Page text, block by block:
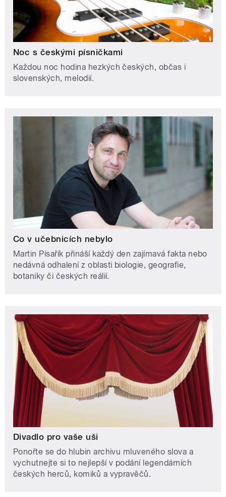
Noc s českými písničkami
Každou noc hodina hezkých českých, občas i
slovenských, melodií.
Co v učebnicích nebylo
Martin Písařík přináší každý den zajímavá fakta nebo
nedávná odhalení z oblasti biologie, geografie,
botaniky či českých reálií.
Divadlo pro vaše uši
Ponořte se do hlubin archivu mluveného slova a
vychutnejte si to nejlepší v podání legendárních
českých herců, komiků a vypravěčů.